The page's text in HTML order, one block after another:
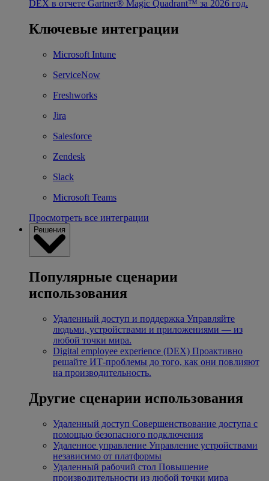
DEX в отчете Gartner® Magic Quadrant™ за 2026 год.
Ключевые интеграции
Microsoft Intune
ServiceNow
Freshworks
Jira
Salesforce
Zendesk
Slack
Microsoft Teams
Просмотреть все интеграции
Решения
Популярные сценарии
использования
Удаленный доступ и поддержка Управляйте
людьми, устройствами и приложениями — из
любой точки мира.
Digital employee experience (DEX) Проактивно
решайте ИТ-проблемы до того, как они повлияют
на производительность.
Другие сценарии использования
Удаленный доступ Совершенствование доступа с
помощью безопасного подключения
Удаленное управление Управление устройствами
независимо от платформы
Удаленный рабочий стол Повышение
производительности из любой точки мира